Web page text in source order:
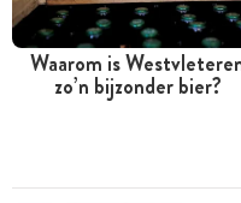
Waarom is
zo’n bijzonder bier?